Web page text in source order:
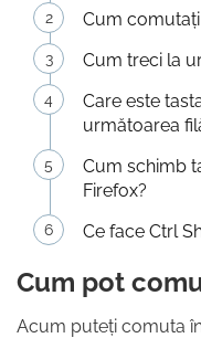
Cum
Cum treci la
Care este
următoarea
Cum schimb
Firefox?
Ce face Ctrl
Cum pot
Acum puteți comuta